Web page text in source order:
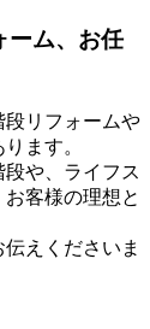
ーム、お任
リフォームや
ます。
や、ライフス
客様の理想と
えくださいま